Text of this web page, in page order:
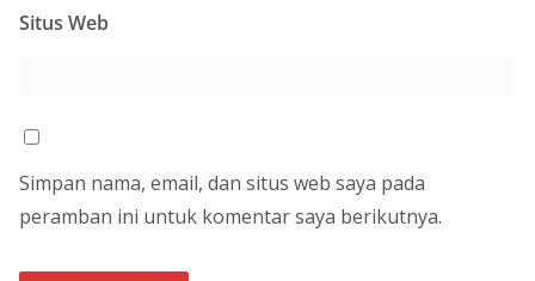
Situs Web
Simpan nama, email, dan situs web saya pada
peramban ini untuk komentar saya berikutnya.